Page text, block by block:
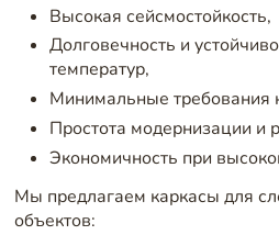
Высокая сейсмостойкость,
Долговечность и
температур,
Минимальные требования
Простота модернизации и
Экономичность при
Мы предлагаем каркасы для
объектов: